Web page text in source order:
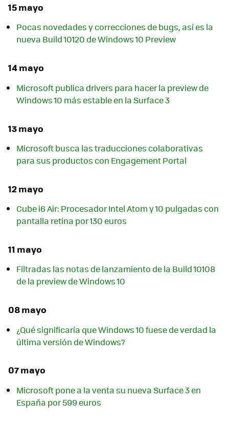
15 mayo
Pocas novedades y correcciones de bugs, así es la
nueva Build 10120 de Windows 10 Preview
14 mayo
Microsoft publica drivers para hacer la preview de
Windows 10 más estable en la Surface 3
13 mayo
Microsoft busca las traducciones colaborativas
para sus productos con Engagement Portal
12 mayo
Cube i6 Air: Procesador Intel Atom y 10 pulgadas con
pantalla retina por 130 euros
11 mayo
Filtradas las notas de lanzamiento de la Build 10108
de la preview de Windows 10
08 mayo
¿Qué significaría que Windows 10 fuese de verdad la
última versión de Windows?
07 mayo
Microsoft pone a la venta su nueva Surface 3 en
España por 599 euros